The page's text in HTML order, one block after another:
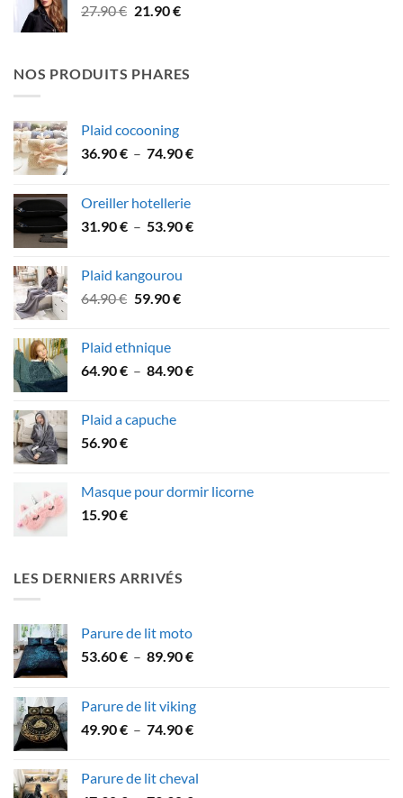
79.90 €.69.90 €.
27.90€ Le
était :
27.90 €.
21.90€Le
est :
21.90 €.
NOS PRODUITS PHARES
Plaid cocooning
36.90€ – 74.90€Plage
à
Oreiller hotellerie
31.90€ – 53.90€Plage
Plaid kangourou
64.90€ Le
était :
64.90 €.
59.90€Le
59.90 €.
Plaid ethnique
64.90€ – 84.90€Plage
Plaid a capuche
56.90€
Masque pour dormir licorne
15.90€
LES DERNIERS ARRIVÉS
Parure de lit moto
53.60€ – 89.90€Plage
53.60 €
à
Parure de lit viking
49.90€ – 74.90€Plage
49.90 €
Parure de lit cheval